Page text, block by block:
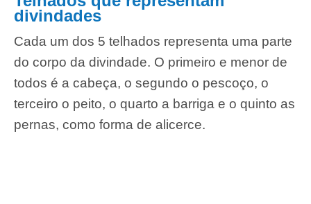
divindades
Cada um dos 5 telhados representa uma parte
do corpo da divindade. O primeiro e menor de
todos é a cabeça, o segundo o pescoço, o
terceiro o peito, o quarto a barriga e o quinto as
pernas, como forma de alicerce.